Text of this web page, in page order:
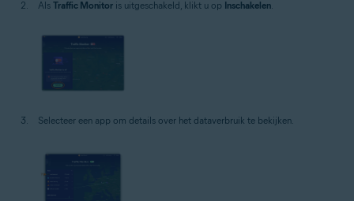
Als Traffic Monitor is uitgeschakeld, klikt u op Inschakelen.
Selecteer een app om details over het dataverbruik te bekijken.